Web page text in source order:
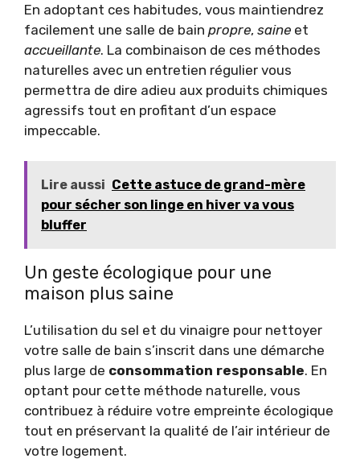
En adoptant ces habitudes, vous maintiendrez
facilement une salle de bain propre, saine et
accueillante. La combinaison de ces méthodes
naturelles avec un entretien régulier vous
permettra de dire adieu aux produits chimiques
agressifs tout en profitant d’un espace
impeccable.
Lire aussi Cette astuce de grand-mère
pour sécher son linge en hiver va vous
bluffer
Un geste écologique pour une
maison plus saine
L’utilisation du sel et du vinaigre pour nettoyer
votre salle de bain s’inscrit dans une démarche
plus large de consommation responsable. En
optant pour cette méthode naturelle, vous
contribuez à réduire votre empreinte écologique
tout en préservant la qualité de l’air intérieur de
votre logement.